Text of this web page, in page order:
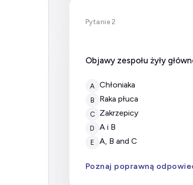
Pytanie 2
Objawy zespołu żyły
A chłoniaka
B raka płuca
C zakrzepicy
D A i B
E A, B and C
Poznaj poprawną